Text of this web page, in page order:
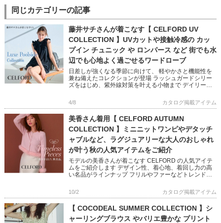
同じカテゴリーの記事
藤井サチさんが着こなす【 CELFORD UV
COLLECTION 】UVカットや接触冷感の カッ
プイン チュニック や ロンパース など 街でも水
辺でも心地よく過ごせるワードローブ
日差しが強くなる季節に向けて、 軽やかさと機能性を
兼ね備えたコレクションが登場 ラッシュガードシリー
ズをはじめ、紫外線対策を叶える小物まで デイリーに
4/8 カタログ掲載アイテム
美香さん着用【 CELFORD AUTUMN
COLLECTION 】ミニニットワンピやデタッチ
ャブルなど、ラグジュアリーな大人のおしゃれ
が叶う秋の人気アイテムをご紹介
モデルの美香さんが着こなす CELFORD の人気アイテ
ムをご紹介します デザイン性、着心地、着回し力の高
い名品がラインナップ フリルやファーなどトレンドを
10/2 カタログ掲載アイテム
【 COCODEAL SUMMER COLLECTION 】シ
ャーリングブラウス やバリエ豊かな プリント